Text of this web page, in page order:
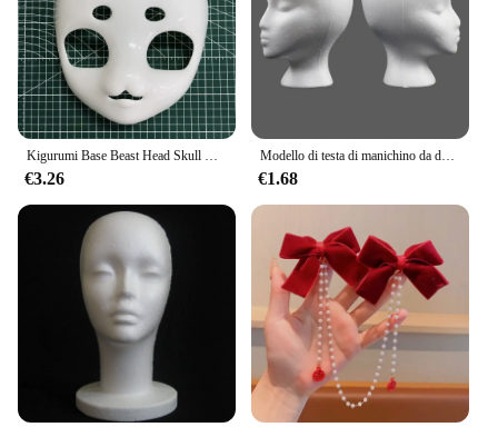
Kigurumi Base Beast Head Skull Mask Cosplay Animal Fursuit testa di gatto fai da te addensare maschere di plastica Anime Party Costume Prop regali
€3.26
Modello di testa di manichino da donna pratico manichino testa di schiuma polistirene leggero e durevole moda portatile per viaggi a casa e salone
€1.68